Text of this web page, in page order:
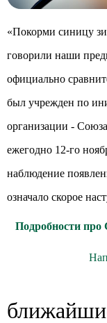
«Покорми синицу
говорили наши
официально
был учрежден по
организации -
ежегодно 12-го
наблюдение
означало скорое
Подробности про